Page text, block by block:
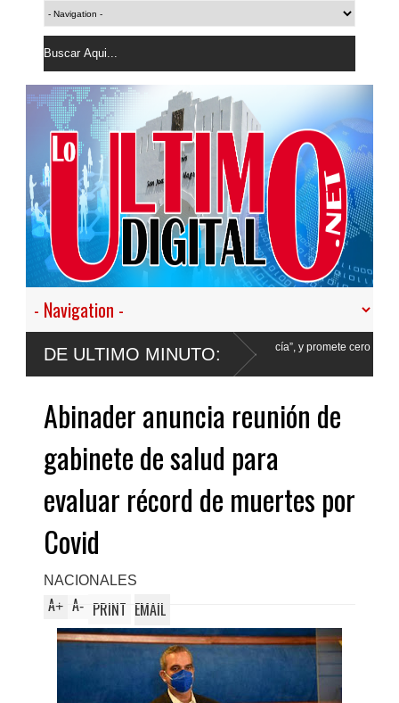
DE ULTIMO MINUTO:
en nuestro empeño de transformar la Policía”, y promete cero impunidad ante
Abinader anuncia reunión de
gabinete de salud para
evaluar récord de muertes por
Covid
NACIONALES
A+ A- PRINT EMAIL